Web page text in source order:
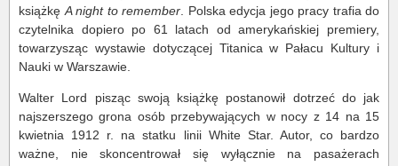
książkę A night to remember . Polska edycja jego pracy trafia do
czytelnika dopiero po 61 latach od amerykańskiej premiery,
towarzysząc wystawie dotyczącej Titanica w Pałacu Kultury i
Nauki w Warszawie.
Walter Lord pisząc swoją książkę postanowił dotrzeć do jak
najszerszego grona osób przebywających w nocy z 14 na 15
kwietnia 1912 r. na statku linii White Star. Autor, co bardzo
ważne, nie skoncentrował się wyłącznie na pasażerach